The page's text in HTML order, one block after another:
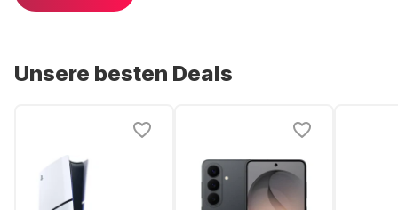
Unsere besten Deals